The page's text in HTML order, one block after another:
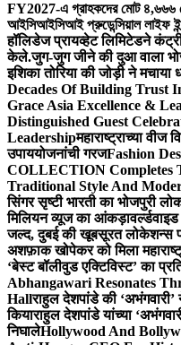
FY2027-এ গ্রাহকদের মোট ৪,৬৬৬
আইসিআইসিআই প্রুডেন্সিয়াল লাইফ
हॉलिडेज प्रायव्हेट लिमिटेडने
केले.जुग-जुग जीने की दुआ वाला
इशिका तोरिया की जोड़ी ने मचाया
Decades Of Building Trust
Grace Asia Excellence &
Distinguished Guest
Leadershipमहाराष्ट्राच्या
उपाययोजनांची गरजFashion
COLLECTION Completes
Traditional Style And
सिंगर सृष्टी भारती का भोजपुरी
मिलियन व्यूज का आंकड़ा
जल्द, दुबई की खूबसूरत लोकेशन्स
अशफ़ाक खोपेकर को मिला
‘बेस्ट बॉलीवुड एक्टिविस्ट’ का
Abhangawari Resonates
Hallराहुल देशपांडे की
कियाराहुल देशपांडे यांच्या
निघालेHollywood And